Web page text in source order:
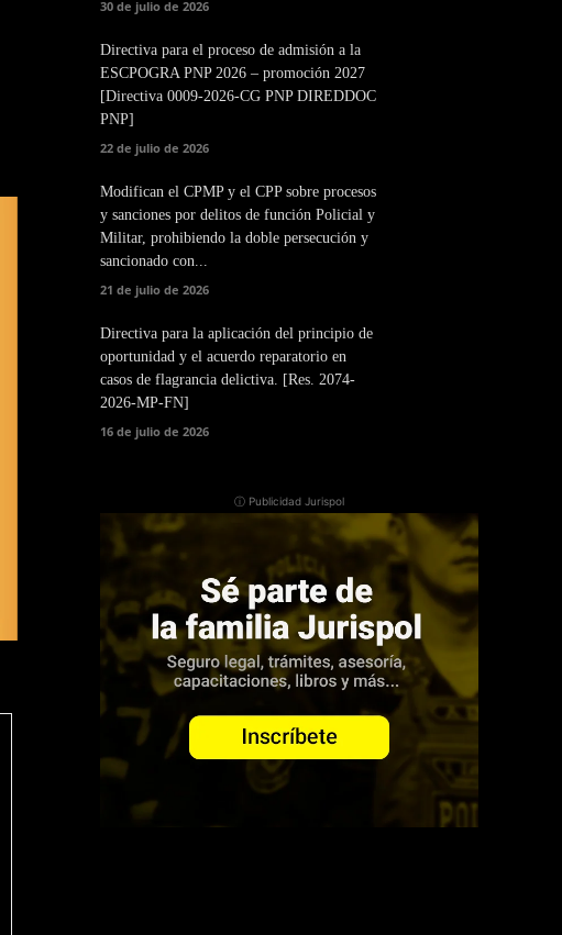
30 de julio de 2026
Directiva para el proceso de admisión a la
ESCPOGRA PNP 2026 – promoción 2027
[Directiva 0009-2026-CG PNP DIREDDOC
PNP]
22 de julio de 2026
Modifican el CPMP y el CPP sobre procesos
y sanciones por delitos de función Policial y
Militar, prohibiendo la doble persecución y
sancionado con...
21 de julio de 2026
Directiva para la aplicación del principio de
oportunidad y el acuerdo reparatorio en
casos de flagrancia delictiva. [Res. 2074-
2026-MP-FN]
16 de julio de 2026
ⓘ Publicidad Jurispol